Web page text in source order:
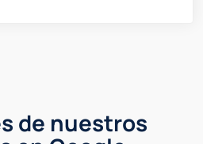
de nuestros